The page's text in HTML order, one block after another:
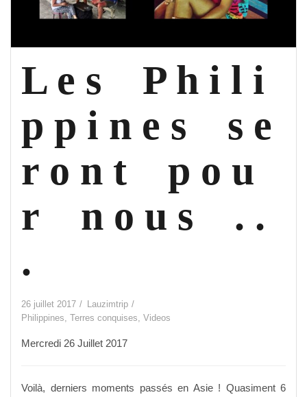
L e s P h i l i
p p i n e s s e
r o n t p o u
r n o u s . .
.
26 juillet 2017
Lauzimtrip
Philippines Terres conquises Videos
Mercredi 26 Juillet 2017
Voilà, derniers moments passés en Asie ! Quasiment 6